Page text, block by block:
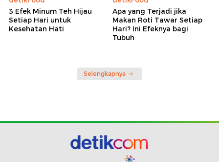
3 Efek Minum Teh Hijau
Setiap Hari untuk
Kesehatan Hati
Apa yang Terjadi jika
Makan Roti Tawar Setiap
Hari? Ini Efeknya bagi
Tubuh
Selengkapnya